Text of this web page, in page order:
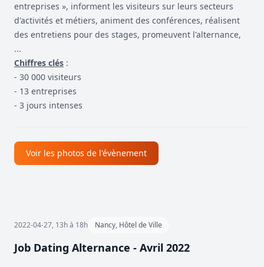
entreprises », informent les visiteurs sur leurs secteurs
d'activités et métiers, animent des conférences, réalisent
des entretiens pour des stages, promeuvent l'alternance,
...
Chiffres clés :
- 30 000 visiteurs
- 13 entreprises
- 3 jours intenses
Voir les photos de l'évènement
2022-04-27, 13h à 18h Nancy, Hôtel de Ville
Job Dating Alternance - Avril 2022